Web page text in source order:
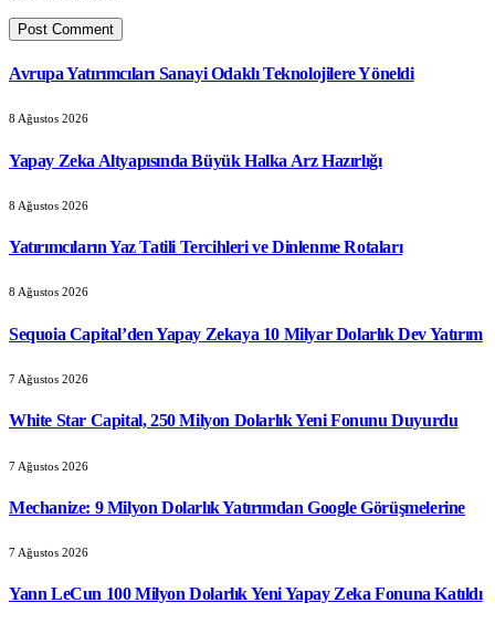
Avrupa Yatırımcıları Sanayi Odaklı Teknolojilere Yöneldi
8 Ağustos 2026
Yapay Zeka Altyapısında Büyük Halka Arz Hazırlığı
8 Ağustos 2026
Yatırımcıların Yaz Tatili Tercihleri ve Dinlenme Rotaları
8 Ağustos 2026
Sequoia Capital’den Yapay Zekaya 10 Milyar Dolarlık Dev Yatırım
7 Ağustos 2026
White Star Capital, 250 Milyon Dolarlık Yeni Fonunu Duyurdu
7 Ağustos 2026
Mechanize: 9 Milyon Dolarlık Yatırımdan Google Görüşmelerine
7 Ağustos 2026
Yann LeCun 100 Milyon Dolarlık Yeni Yapay Zeka Fonuna Katıldı